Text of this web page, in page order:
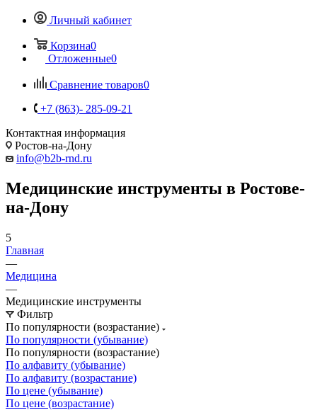
Личный кабинет
Корзина0
Отложенные0
Сравнение товаров0
+7 (863)- 285-09-21
Контактная информация
Ростов-на-Дону
info@b2b-rnd.ru
Медицинские инструменты в Ростове-
на-Дону
5
Главная
—
Медицина
—
Медицинские инструменты
Фильтр
По популярности (возрастание)
По популярности (убывание)
По популярности (возрастание)
По алфавиту (убывание)
По алфавиту (возрастание)
По цене (убывание)
По цене (возрастание)